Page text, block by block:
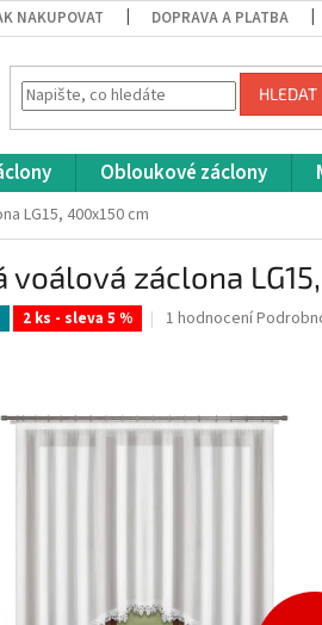
NAKUPOVAT DOPRAVA A PLATBA
HLEDAT
Obloukové záclony
LG15, 400x150 cm
voálová záclona
2 ks - sleva 5 %
Průměrné
z
5
1 hodnocení